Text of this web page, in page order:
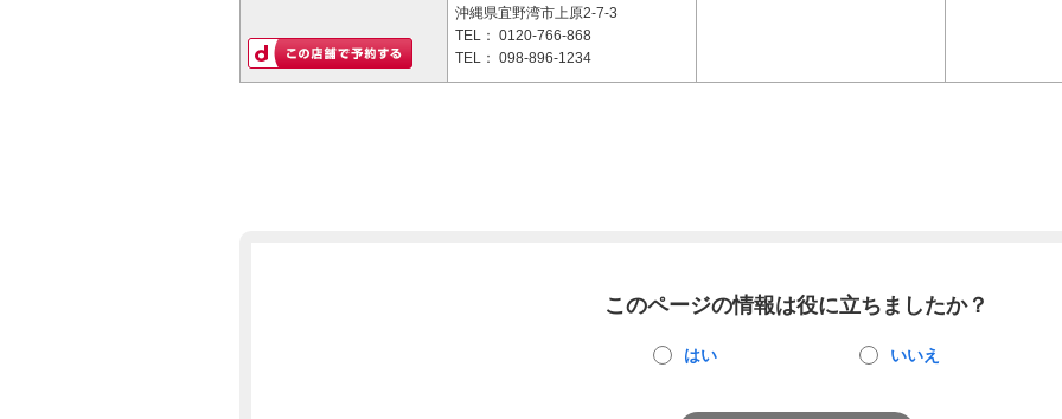
沖縄県宜野湾市上原2-7-3
TEL： 0120-766-868
TEL： 098-896-1234
このページの情報は役に立ちましたか？
はい いいえ